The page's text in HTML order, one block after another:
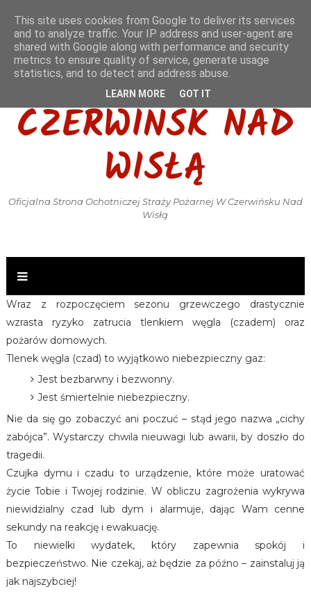
OSP KSRG
CZERWIŃSK NAD
WISŁĄ
Oficjalna Strona Ochotniczej Straży Pożarnej W Czerwińsku Nad
Wisłą
Wraz z rozpoczęciem sezonu grzewczego drastycznie
wzrasta ryzyko zatrucia tlenkiem węgla (czadem) oraz
pożarów domowych.
Tlenek węgla (czad) to wyjątkowo niebezpieczny gaz:
Jest bezbarwny i bezwonny.
Jest śmiertelnie niebezpieczny.
Nie da się go zobaczyć ani poczuć – stąd jego nazwa „cichy
zabójca”. Wystarczy chwila nieuwagi lub awarii, by doszło do
tragedii.
Czujka dymu i czadu to urządzenie, które może uratować
życie Tobie i Twojej rodzinie. W obliczu zagrożenia wykrywa
niewidzialny czad lub dym i alarmuje, dając Wam cenne
sekundy na reakcję i ewakuację.
To niewielki wydatek, który zapewnia spokój i
bezpieczeństwo. Nie czekaj, aż będzie za późno – zainstaluj ją
jak najszybciej!
This site uses cookies from Google to deliver its services
and to analyze traffic. Your IP address and user-agent are
shared with Google along with performance and security
metrics to ensure quality of service, generate usage
statistics, and to detect and address abuse.
LEARN MORE GOT IT